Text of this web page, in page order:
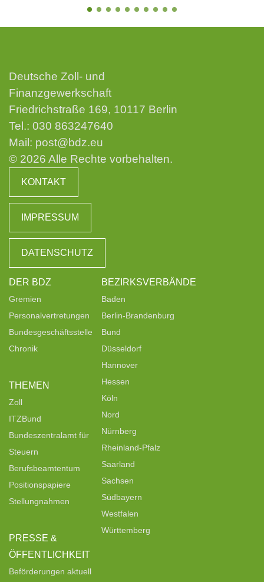
Deutsche Zoll- und
Finanzgewerkschaft
Friedrichstraße 169, 10117 Berlin
Tel.: 030 863247640
Mail: post@bdz.eu
© 2026 Alle Rechte vorbehalten.
KONTAKT
IMPRESSUM
DATENSCHUTZ
DER BDZ
Gremien
Personalvertretungen
Bundesgeschäftsstelle
Chronik
THEMEN
Zoll
ITZBund
Bundeszentralamt für
Steuern
Berufsbeamtentum
Positionspapiere
Stellungnahmen
PRESSE &
ÖFFENTLICHKEIT
Beförderungen aktuell
BEZIRKSVERBÄNDE
Baden
Berlin-Brandenburg
Bund
Düsseldorf
Hannover
Hessen
Köln
Nord
Nürnberg
Rheinland-Pfalz
Saarland
Sachsen
Südbayern
Westfalen
Württemberg